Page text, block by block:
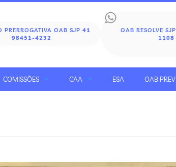
PRERROGATIVA OAB SJP 41
98451-4232
OAB RESOLVE SJP
1108
COMISSÕES CAA ESA OAB PREV